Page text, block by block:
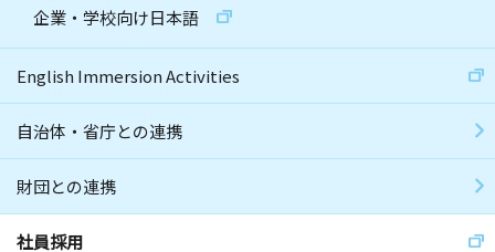
企業・学校向け日本語
English Immersion Activities
自治体・省庁との連携
財団との連携
社員採用